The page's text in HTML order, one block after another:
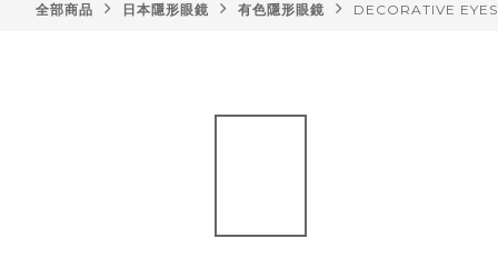
全部商品 日本隱形眼鏡 有色隱形眼鏡 DECORATIVE